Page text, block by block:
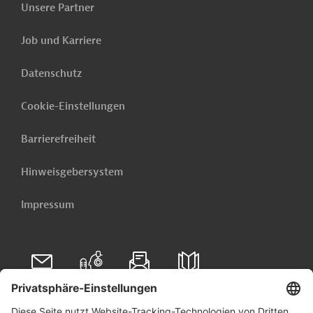
(PDF; 580,5 KB)
PRO202501291864160 - Annex 3
PRO202501291864160 - Annex 4
Handel und Vertrieb, übergreifend
Förderung benachteiligter Gruppen
Unsere Partner
Job und Karriere
Datenschutz
Cookie-Einstellungen
Barrierefreiheit
Hinweisgebersystem
Impressum